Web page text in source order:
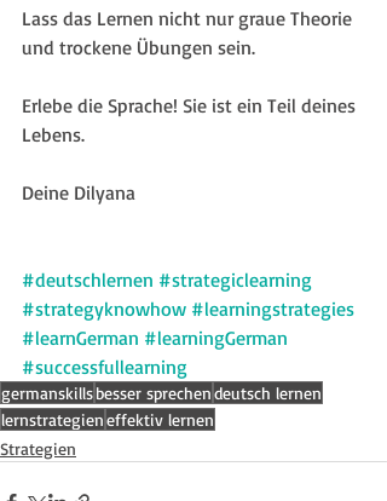
Lass das Lernen nicht nur graue Theorie
und trockene Übungen sein.
Erlebe die Sprache! Sie ist ein Teil deines
Lebens.
Deine Dilyana
#deutschlernen #strategiclearning
#strategyknowhow #learningstrategies
#learnGerman #learningGerman
#successfullearning
germanskillsbesser sprechendeutsch lernen
lernstrategieneffektiv lernen
Strategien